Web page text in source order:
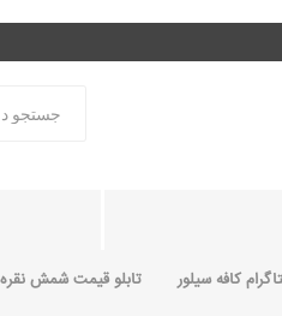
کافه سیلور تابلو قیمت شمش نقره